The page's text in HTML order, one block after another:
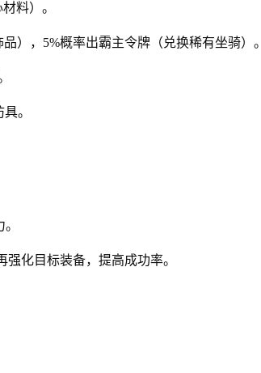
料）。
），5%概率出霸主令牌（兑换稀有坐骑）。
。
化目标装备，提高成功率。